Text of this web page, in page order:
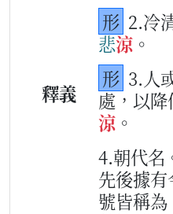
釋義
形 2.冷
悲涼 。
形 3.人
處，以降
涼 。
4.朝代名
先後據
號皆稱為